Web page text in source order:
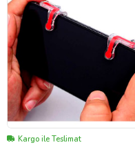
Kargo ile Teslimat